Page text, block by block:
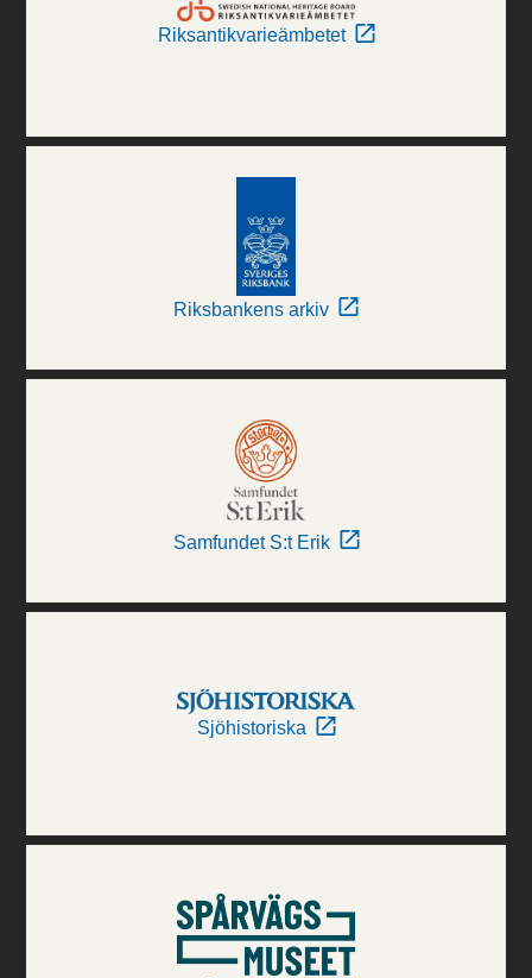
Riksantikvarieämbetet
Riksbankens arkiv
Samfundet S:t Erik
Sjöhistoriska